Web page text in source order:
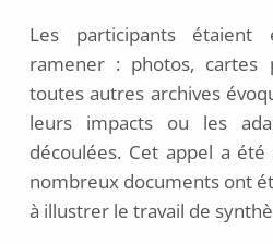
Les participants étaient
ramener : photos, cartes
toutes autres archives
leurs impacts ou les
découlées. Cet appel a
nombreux documents ont
à illustrer le travail de